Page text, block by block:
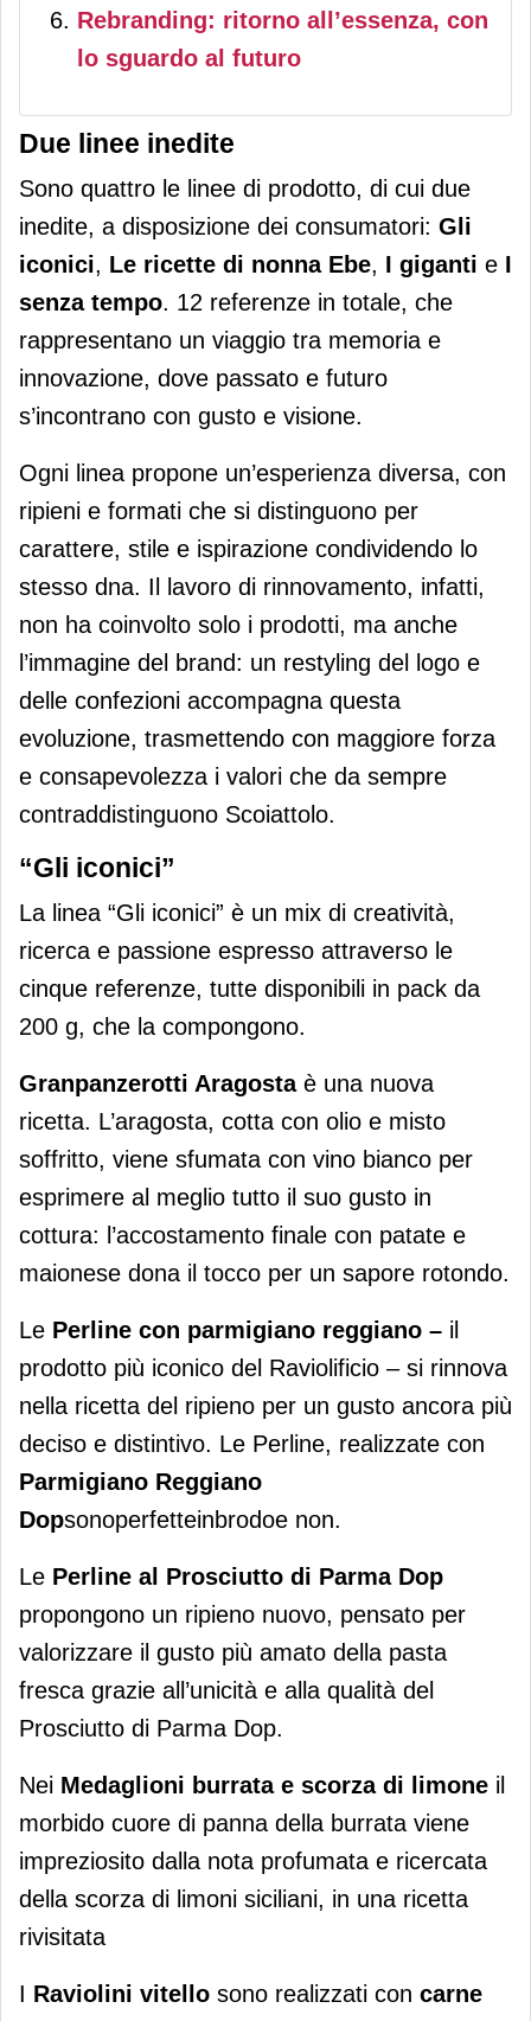
Rebranding: ritorno all’essenza, con
lo sguardo al futuro
Due linee inedite
Sono quattro le linee di prodotto, di cui due
inedite, a disposizione dei consumatori: Gli
iconici, Le ricette di nonna Ebe, I giganti e I
senza tempo. 12 referenze in totale, che
rappresentano un viaggio tra memoria e
innovazione, dove passato e futuro
s’incontrano con gusto e visione.
Ogni linea propone un’esperienza diversa, con
ripieni e formati che si distinguono per
carattere, stile e ispirazione condividendo lo
stesso dna. Il lavoro di rinnovamento, infatti,
non ha coinvolto solo i prodotti, ma anche
l’immagine del brand: un restyling del logo e
delle confezioni accompagna questa
evoluzione, trasmettendo con maggiore forza
e consapevolezza i valori che da sempre
contraddistinguono Scoiattolo.
“Gli iconici”
La linea “Gli iconici” è un mix di creatività,
ricerca e passione espresso attraverso le
cinque referenze, tutte disponibili in pack da
200 g, che la compongono.
Granpanzerotti Aragosta è una nuova
ricetta. L’aragosta, cotta con olio e misto
soffritto, viene sfumata con vino bianco per
esprimere al meglio tutto il suo gusto in
cottura: l’accostamento finale con patate e
maionese dona il tocco per un sapore rotondo.
Le Perline con parmigiano reggiano – il
prodotto più iconico del Raviolificio – si rinnova
nella ricetta del ripieno per un gusto ancora più
deciso e distintivo. Le Perline, realizzate con
Parmigiano Reggiano
Dopsonoperfetteinbrodoe non.
Le Perline al Prosciutto di Parma Dop
propongono un ripieno nuovo, pensato per
valorizzare il gusto più amato della pasta
fresca grazie all’unicità e alla qualità del
Prosciutto di Parma Dop.
Nei Medaglioni burrata e scorza di limone il
morbido cuore di panna della burrata viene
impreziosito dalla nota profumata e ricercata
della scorza di limoni siciliani, in una ricetta
rivisitata
I Raviolini vitello sono realizzati con carne